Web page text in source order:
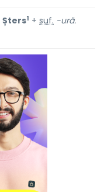
Șters1 + suf. -ură.